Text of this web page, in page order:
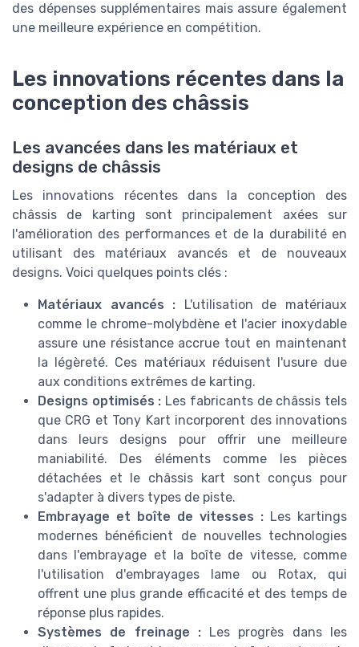
des dépenses supplémentaires mais assure également
une meilleure expérience en compétition.
Les innovations récentes dans la
conception des châssis
Les avancées dans les matériaux et
designs de châssis
Les innovations récentes dans la conception des
châssis de karting sont principalement axées sur
l'amélioration des performances et de la durabilité en
utilisant des matériaux avancés et de nouveaux
designs. Voici quelques points clés :
Matériaux avancés : L'utilisation de matériaux
comme le chrome-molybdène et l'acier inoxydable
assure une résistance accrue tout en maintenant
la légèreté. Ces matériaux réduisent l'usure due
aux conditions extrêmes de karting.
Designs optimisés : Les fabricants de châssis tels
que CRG et Tony Kart incorporent des innovations
dans leurs designs pour offrir une meilleure
maniabilité. Des éléments comme les pièces
détachées et le châssis kart sont conçus pour
s'adapter à divers types de piste.
Embrayage et boîte de vitesses : Les kartings
modernes bénéficient de nouvelles technologies
dans l'embrayage et la boîte de vitesse, comme
l'utilisation d'embrayages Iame ou Rotax, qui
offrent une plus grande efficacité et des temps de
réponse plus rapides.
Systèmes de freinage :Les progrès dans les